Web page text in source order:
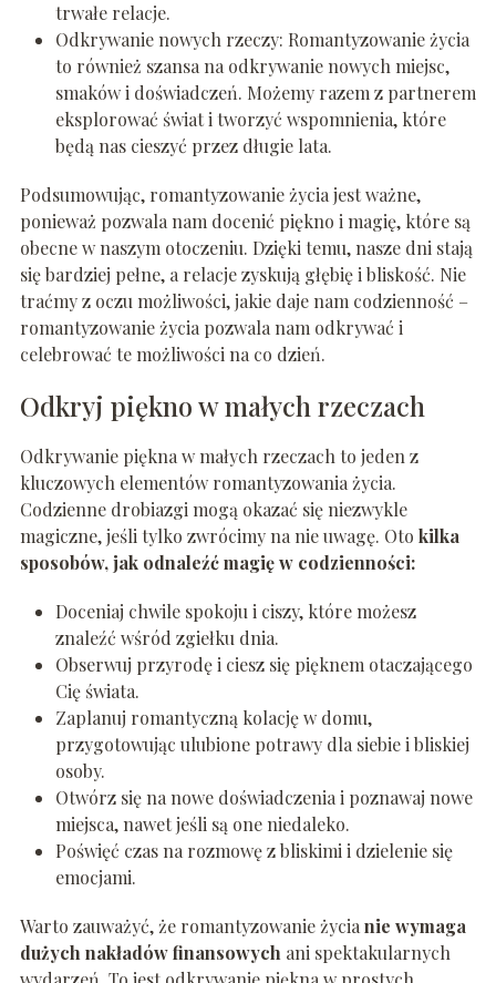
trwałe relacje.
Odkrywanie nowych rzeczy: Romantyzowanie życia
to również szansa na odkrywanie nowych miejsc,
smaków i doświadczeń. Możemy razem z partnerem
eksplorować świat i tworzyć wspomnienia, które
będą nas cieszyć przez długie lata.
Podsumowując, romantyzowanie życia jest ważne,
ponieważ pozwala nam docenić piękno i magię, które są
obecne w naszym otoczeniu. Dzięki temu, nasze dni stają
się bardziej pełne, a relacje zyskują głębię i bliskość. Nie
traćmy z oczu możliwości, jakie daje nam codzienność –
romantyzowanie życia pozwala nam odkrywać i
celebrować te możliwości na co dzień.
Odkryj piękno w małych rzeczach
Odkrywanie piękna w małych rzeczach to jeden z
kluczowych elementów romantyzowania życia.
Codzienne drobiazgi mogą okazać się niezwykle
magiczne, jeśli tylko zwrócimy na nie uwagę. Oto kilka
sposobów, jak odnaleźć magię w codzienności:
Doceniaj chwile spokoju i ciszy, które możesz
znaleźć wśród zgiełku dnia.
Obserwuj przyrodę i ciesz się pięknem otaczającego
Cię świata.
Zaplanuj romantyczną kolację w domu,
przygotowując ulubione potrawy dla siebie i bliskiej
osoby.
Otwórz się na nowe doświadczenia i poznawaj nowe
miejsca, nawet jeśli są one niedaleko.
Poświęć czas na rozmowę z bliskimi i dzielenie się
emocjami.
Warto zauważyć, że romantyzowanie życianie wymaga
dużych nakładów finansowychani spektakularnych